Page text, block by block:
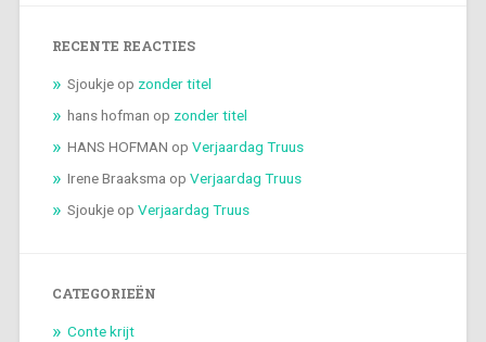
RECENTE REACTIES
Sjoukjeop zonder titel
hans hofman op zonder titel
HANS HOFMAN op Verjaardag Truus
Irene Braaksma op Verjaardag Truus
Sjoukjeop Verjaardag Truus
CATEGORIEËN
Conte krijt